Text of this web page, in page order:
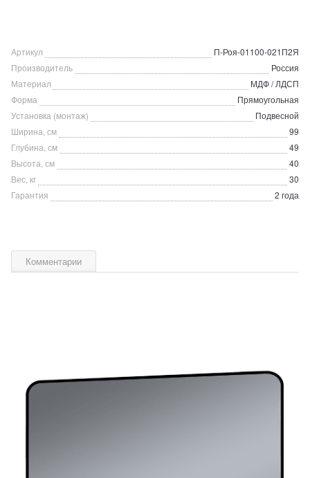
Артикул
П-Роя-01100-021П2Я
Производитель
Россия
Материал
МДФ / ЛДСП
Форма
Прямоугольная
Установка (монтаж)
Подвесной
Ширина, см
99
Глубина, см
49
Высота, см
40
Вес, кг
30
Гарантия
2 года
Комментарии